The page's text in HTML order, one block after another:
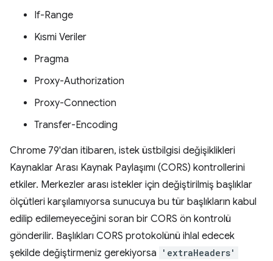
If-Range
Kısmi Veriler
Pragma
Proxy-Authorization
Proxy-Connection
Transfer-Encoding
Chrome 79'dan itibaren, istek üstbilgisi değişiklikleri
Kaynaklar Arası Kaynak Paylaşımı (CORS) kontrollerini
etkiler. Merkezler arası istekler için değiştirilmiş başlıklar
ölçütleri karşılamıyorsa sunucuya bu tür başlıkların kabul
edilip edilemeyeceğini soran bir CORS ön kontrolü
gönderilir. Başlıkları CORS protokolünü ihlal edecek
şekilde değiştirmeniz gerekiyorsa
'extraHeaders'